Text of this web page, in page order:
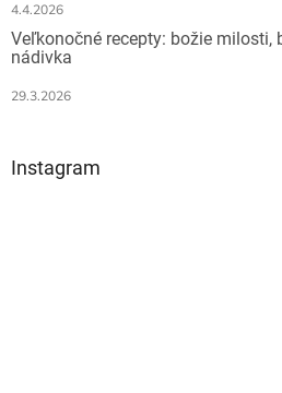
4.4.2026
Veľkonočné recepty: božie milosti,
nádivka
29.3.2026
Instagram